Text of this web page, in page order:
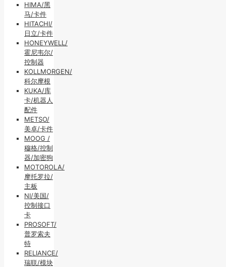
HIMA/黑
马/卡件
HITACHI/
日立/卡件
HONEYWELL/
霍尼韦尔/
控制器
KOLLMORGEN/
科尔摩根
KUKA/库
卡/机器人
配件
METSO/
美卓/卡件
MOOG /
穆格/控制
器/加密狗
MOTOROLA/
摩托罗拉/
主板
NI/美国/
控制接口
卡
PROSOFT/
普罗索夫
特
RELIANCE/
瑞联/模块